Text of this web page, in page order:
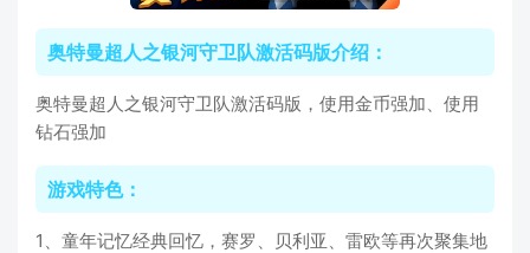
奥特曼超人之银河守卫队激活码版介绍：
奥特曼超人之银河守卫队激活码版，使用金币强加、使用
钻石强加
游戏特色：
1、童年记忆经典回忆，赛罗、贝利亚、雷欧等再次聚集地